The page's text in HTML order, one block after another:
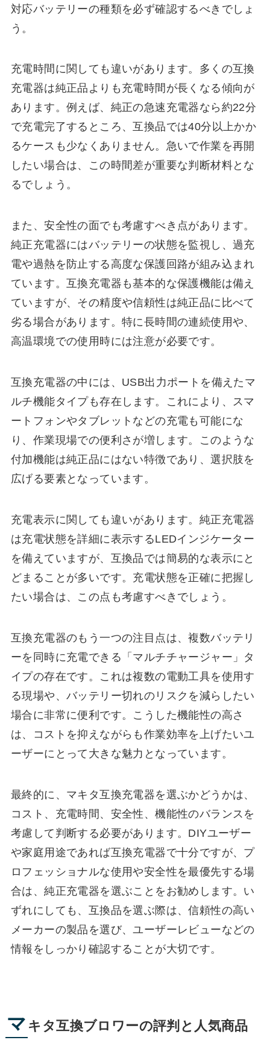
対応バッテリーの種類を必ず確認するべきでしょ
う。
充電時間に関しても違いがあります。多くの互換
充電器は純正品よりも充電時間が長くなる傾向が
あります。例えば、純正の急速充電器なら約22分
で充電完了するところ、互換品では40分以上かか
るケースも少なくありません。急いで作業を再開
したい場合は、この時間差が重要な判断材料とな
るでしょう。
また、安全性の面でも考慮すべき点があります。
純正充電器にはバッテリーの状態を監視し、過充
電や過熱を防止する高度な保護回路が組み込まれ
ています。互換充電器も基本的な保護機能は備え
ていますが、その精度や信頼性は純正品に比べて
劣る場合があります。特に長時間の連続使用や、
高温環境での使用時には注意が必要です。
互換充電器の中には、USB出力ポートを備えたマ
ルチ機能タイプも存在します。これにより、スマ
ートフォンやタブレットなどの充電も可能にな
り、作業現場での便利さが増します。このような
付加機能は純正品にはない特徴であり、選択肢を
広げる要素となっています。
充電表示に関しても違いがあります。純正充電器
は充電状態を詳細に表示するLEDインジケーター
を備えていますが、互換品では簡易的な表示にと
どまることが多いです。充電状態を正確に把握し
たい場合は、この点も考慮すべきでしょう。
互換充電器のもう一つの注目点は、複数バッテリ
ーを同時に充電できる「マルチチャージャー」タ
イプの存在です。これは複数の電動工具を使用す
る現場や、バッテリー切れのリスクを減らしたい
場合に非常に便利です。こうした機能性の高さ
は、コストを抑えながらも作業効率を上げたいユ
ーザーにとって大きな魅力となっています。
最終的に、マキタ互換充電器を選ぶかどうかは、
コスト、充電時間、安全性、機能性のバランスを
考慮して判断する必要があります。DIYユーザー
や家庭用途であれば互換充電器で十分ですが、プ
ロフェッショナルな使用や安全性を最優先する場
合は、純正充電器を選ぶことをお勧めします。い
ずれにしても、互換品を選ぶ際は、信頼性の高い
メーカーの製品を選び、ユーザーレビューなどの
情報をしっかり確認することが大切です。
マ キタ互換ブロワーの評判と人気商品